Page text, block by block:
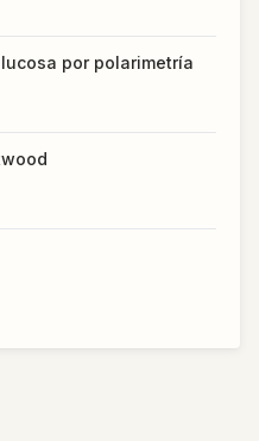
por polarimetría